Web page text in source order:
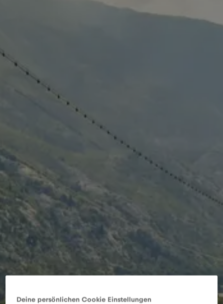
Deine persönlichen Cookie Einstellungen